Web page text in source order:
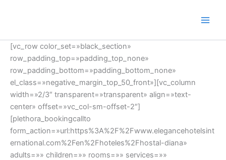
[vc_row color_set=»black_section»
row_padding_top=»padding_top_none»
row_padding_bottom=»padding_bottom_none»
el_class=»negative_margin_top_50_front»][vc_column
width=»2/3″ transparent=»transparent» align=»text-
center» offset=»vc_col-sm-offset-2″]
[plethora_bookingcallto
form_action=»url:https%3A%2F%2Fwww.elegancehotelsint
ernational.com%2Fen%2Fhoteles%2Fhostal-diana»
adults=»» children=»» rooms=»» services=»»